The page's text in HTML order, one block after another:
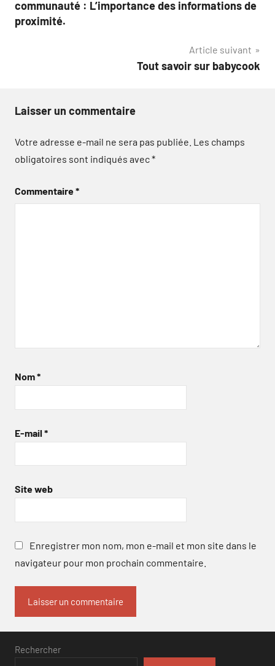
l’article
communauté : L’importance des informations de
proximité.
Article suivant
Tout savoir sur babycook
Laisser un commentaire
Votre adresse e-mail ne sera pas publiée. Les champs
obligatoires sont indiqués avec*
Commentaire*
Nom*
E-mail *
Site web
Enregistrer mon nom, mon e-mail et mon site dans le
navigateur pour mon prochain commentaire.
Rechercher